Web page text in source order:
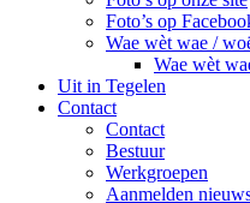
Foto’s op
Wae wèt wae /
Wae wèt
Uit in Tegelen
Contact
Contact
Bestuur
Werkgroepen
Aanmelden